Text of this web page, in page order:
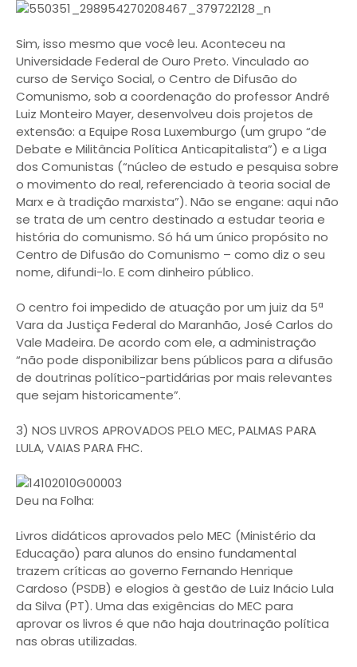
Sim, isso mesmo que você leu. Aconteceu na
Universidade Federal de Ouro Preto. Vinculado ao
curso de Serviço Social, o Centro de Difusão do
Comunismo, sob a coordenação do professor André
Luiz Monteiro Mayer, desenvolveu dois projetos de
extensão: a Equipe Rosa Luxemburgo (um grupo “de
Debate e Militância Política Anticapitalista”) e a Liga
dos Comunistas (“núcleo de estudo e pesquisa sobre
o movimento do real, referenciado à teoria social de
Marx e à tradição marxista”). Não se engane: aqui não
se trata de um centro destinado a estudar teoria e
história do comunismo. Só há um único propósito no
Centro de Difusão do Comunismo – como diz o seu
nome, difundi-lo. E com dinheiro público.
O centro foi impedido de atuação por um juiz da 5ª
Vara da Justiça Federal do Maranhão, José Carlos do
Vale Madeira. De acordo com ele, a administração
“não pode disponibilizar bens públicos para a difusão
de doutrinas político-partidárias por mais relevantes
que sejam historicamente”.
3) NOS LIVROS APROVADOS PELO MEC, PALMAS PARA
LULA, VAIAS PARA FHC.
Deu na Folha:
Livros didáticos aprovados pelo MEC (Ministério da
Educação) para alunos do ensino fundamental
trazem críticas ao governo Fernando Henrique
Cardoso (PSDB) e elogios à gestão de Luiz Inácio Lula
da Silva (PT). Uma das exigências do MEC para
aprovar os livros é que não haja doutrinação política
nas obras utilizadas.